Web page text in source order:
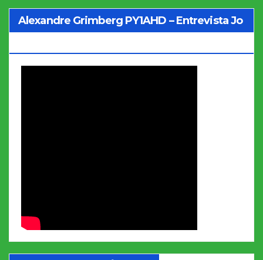
Alexandre Grimberg PY1AHD – Entrevista Jo